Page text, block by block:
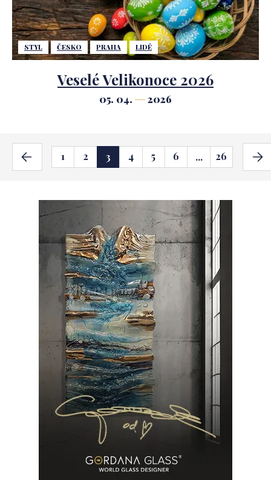
STYL ČESKO PRAHA LIDÉ
Veselé Velikonoce 2026
05. 04. 2026
1 2 3 4 5 6 ... 26